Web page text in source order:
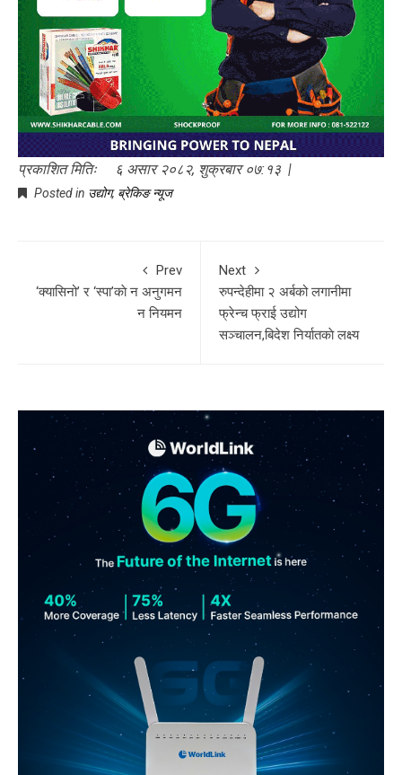
प्रकाशित मितिः ६ असार २०८२, शुक्रबार ०७:१३ |
Posted in उद्योग, ब्रेकिङ न्यूज
Prev
‘क्यासिनो’ र ‘स्पा’काे न अनुगमन
न नियमन
Next
रुपन्देहीमा २ अर्बको लगानीमा
फ्रेन्च फ्राई उद्योग
सञ्चालन,बिदेश निर्यातकाे लक्ष्य